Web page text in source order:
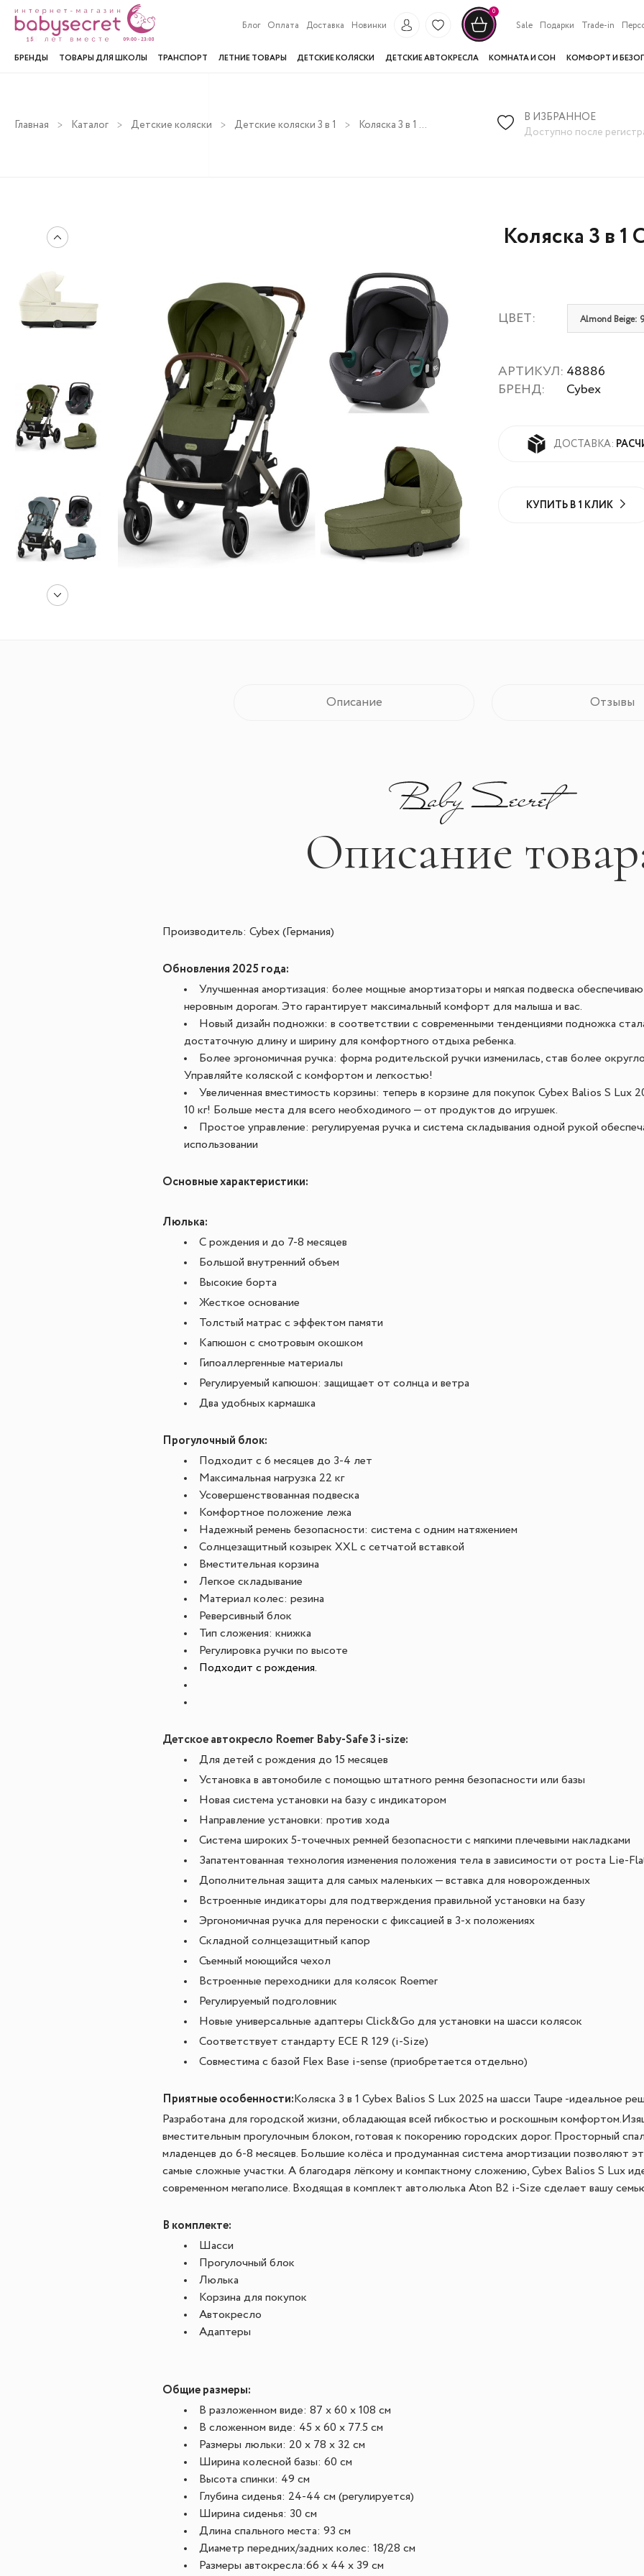
Блог Оплата Доставка Новинки
0
Sale Подарки Trade-in
БРЕНДЫ ТОВАРЫ ДЛЯ ШКОЛЫ ТРАНСПОРТ ЛЕТНИЕ ТОВАРЫ ДЕТСКИЕ КОЛЯСКИ ДЕТСКИЕ АВТОКРЕСЛА КОМНАТА И СОН КОМФОРТ И
Главная Каталог Детские коляски Детские коляски 3 в 1 Коляска 3 в 1 Cybex Balios S Lux 2025 на шасси Taupe
В ИЗБРАННОЕ
Доступно после
Коляска 3 в 1
ЦВЕТ: Almond Beige:
АРТИКУЛ:
БРЕНД:
48886
Cybex
ДОСТАВКА:
КУПИТЬ В 1 КЛИК
Описание Отзывы
Описание
Производитель: Cybex (Германия)
Обновления 2025 года:
Улучшенная амортизация: более мощные амортизаторы и мягкая подвеска
неровным дорогам. Это гарантирует максимальный комфорт для малыша и вас.
Новый дизайн подножки: в соответствии с современными тенденциями подножка
достаточную длину и ширину для комфортного отдыха ребенка.
Более эргономичная ручка: форма родительской ручки изменилась, став более
Управляйте коляской с комфортом и легкостью!
Увеличенная вместимость корзины: теперь в корзине для покупок Cybex Balios S Lux
10 кг! Больше места для всего необходимого — от продуктов до игрушек.
Простое управление: регулируемая ручка и система складывания одной рукой
использовании
Основные характеристики:
Люлька:
С рождения и до 7-8 месяцев
Большой внутренний объем
Высокие борта
Жесткое основание
Толстый матрас с эффектом памяти
Капюшон с смотровым окошком
Гипоаллергенные материалы
Регулируемый капюшон: защищает от солнца и ветра
Два удобных кармашка
Прогулочный блок:
Подходит с 6 месяцев до 3-4 лет
Максимальная нагрузка 22 кг
Усовершенствованная подвеска
Комфортное положение лежа
Надежный ремень безопасности: система с одним натяжением
Солнцезащитный козырек XXL с сетчатой вставкой
Вместительная корзина
Легкое складывание
Материал колес: резина
Реверсивный блок
Тип сложения: книжка
Регулировка ручки по высоте
Подходит с рождения.
Детское автокресло Roemer Baby-Safe 3 i-size:
Для детей с рождения до 15 месяцев
Установка в автомобиле с помощью штатного ремня безопасности или базы
Новая система установки на базу с индикатором
Направление установки: против хода
Система широких 5-точечных ремней безопасности с мягкими плечевыми накладками
Запатентованная технология изменения положения тела в зависимости от роста Lie-
Дополнительная защита для самых маленьких — вставка для новорожденных
Встроенные индикаторы для подтверждения правильной установки на базу
Эргономичная ручка для переноски с фиксацией в 3-х положениях
Складной солнцезащитный капор
Съемный моющийся чехол
Встроенные переходники для колясок Roemer
Регулируемый подголовник
Новые универсальные адаптеры Click&Go для установки на шасси колясок
Соответствует стандарту ECE R 129 (i-Size)
Совместима с базой Flex Base i-sense (приобретается отдельно)
Приятные особенности: Коляска 3 в 1 Cybex Balios S Lux 2025 на шасси Taupe -идеальное
Разработана для городской жизни, обладающая всей гибкостью и роскошным
вместительным прогулочным блоком, готовая к покорению городских дорог. Просторный
младенцев до 6-8 месяцев. Большие колёса и продуманная система амортизации позволяют
самые сложные участки. А благодаря лёгкому и компактному сложению, Cybex Balios S Lux
современном мегаполисе. Входящая в комплект автолюлька Aton B2 i-Size сделает вашу
В комплекте:
Шасси
Прогулочный блок
Люлька
Корзина для покупок
Автокресло
Адаптеры
Общие размеры:
В разложенном виде: 87 x 60 x 108 см
В сложенном виде: 45 x 60 x 77.5 см
Размеры люльки: 20 x 78 x 32 см
Ширина колесной базы: 60 см
Высота спинки: 49 см
Глубина сиденья: 24-44 см (регулируется)
Ширина сиденья: 30 см
Длина спального места: 93 см
Диаметр передних/задних колес: 18/28 см
Размеры автокресла:66 x 44 x 39 см